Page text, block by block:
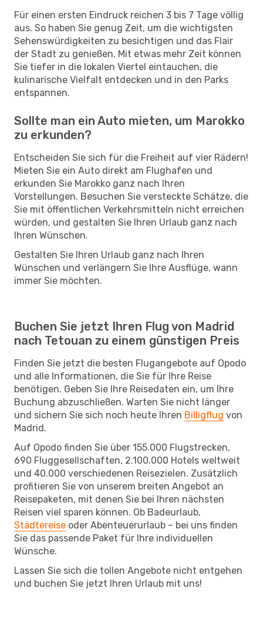
Für einen ersten Eindruck reichen 3 bis 7 Tage völlig
aus. So haben Sie genug Zeit, um die wichtigsten
Sehenswürdigkeiten zu besichtigen und das Flair
der Stadt zu genießen. Mit etwas mehr Zeit können
Sie tiefer in die lokalen Viertel eintauchen, die
kulinarische Vielfalt entdecken und in den Parks
entspannen.
Sollte man ein Auto mieten, um Marokko
zu erkunden?
Entscheiden Sie sich für die Freiheit auf vier Rädern!
Mieten Sie ein Auto direkt am Flughafen und
erkunden Sie Marokko ganz nach Ihren
Vorstellungen. Besuchen Sie versteckte Schätze, die
Sie mit öffentlichen Verkehrsmitteln nicht erreichen
würden, und gestalten Sie Ihren Urlaub ganz nach
Ihren Wünschen.
Gestalten Sie Ihren Urlaub ganz nach Ihren
Wünschen und verlängern Sie Ihre Ausflüge, wann
immer Sie möchten.
Buchen Sie jetzt Ihren Flug von Madrid
nach Tetouan zu einem günstigen Preis
Finden Sie jetzt die besten Flugangebote auf Opodo
und alle Informationen, die Sie für Ihre Reise
benötigen. Geben Sie Ihre Reisedaten ein, um Ihre
Buchung abzuschließen. Warten Sie nicht länger
und sichern Sie sich noch heute Ihren Billigflug von
Madrid.
Auf Opodo finden Sie über 155.000 Flugstrecken,
690 Fluggesellschaften, 2.100.000 Hotels weltweit
und 40.000 verschiedenen Reisezielen. Zusätzlich
profitieren Sie von unserem breiten Angebot an
Reisepaketen, mit denen Sie bei Ihren nächsten
Reisen viel sparen können. Ob Badeurlaub,
Städtereise oder Abenteuerurlaub – bei uns finden
Sie das passende Paket für Ihre individuellen
Wünsche.
Lassen Sie sich die tollen Angebote nicht entgehen
und buchen Sie jetzt Ihren Urlaub mit uns!